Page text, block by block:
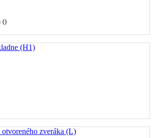
()
(H1)
zveráka (L)